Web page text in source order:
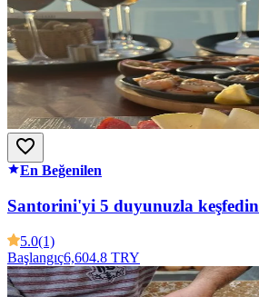
En Beğenilen
Santorini'yi 5 duyunuzla keşfedin
5.0(1)
Başlangıç6,604.8 TRY